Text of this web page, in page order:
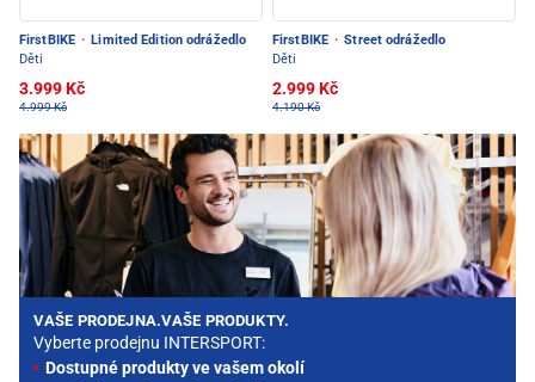
FirstBIKE · Limited Edition odrážedlo
Děti
3.999 Kč
4.999 Kč
FirstBIKE · Street odrážedlo
Děti
2.999 Kč
4.190 Kč
VAŠE PRODEJNA.VAŠE PRODUKTY.
Vyberte prodejnu INTERSPORT:
Dostupné produkty ve vašem okolí